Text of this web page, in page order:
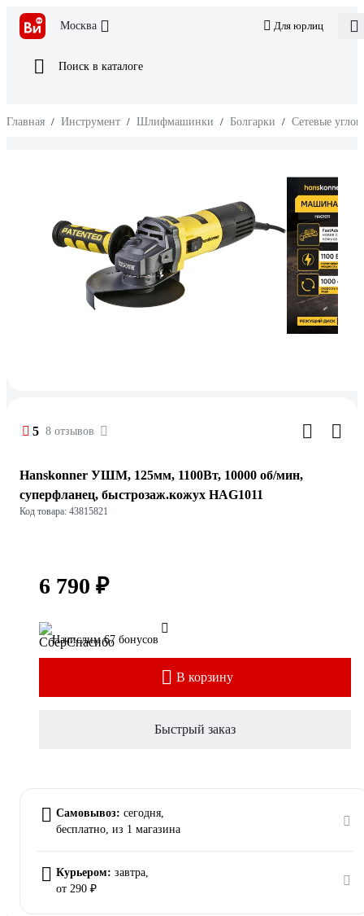
Москва Для юрлиц
Поиск в каталоге
Главная / Инструмент / Шлифмашинки / Болгарки / Сетевые
5 8 отзывов
Hanskonner УШМ, 125мм, 1100Вт, 10000 об/мин,
суперфланец, быстрозаж.кожух HAG1011
Код товара: 43815821
6 790 ₽
Начислим 67 бонусов
В корзину
Быстрый заказ
Самовывоз: сегодня,
бесплатно, из 1 магазина
Курьером: завтра,
от 290 ₽